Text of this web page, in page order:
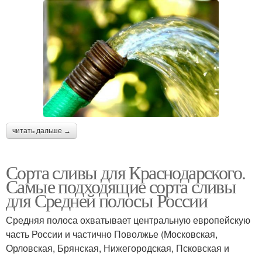
читать дальше →
Сорта сливы для Краснодарского.
Самые подходящие сорта сливы
для Средней полосы России
Средняя полоса охватывает центральную европейскую
часть России и частично Поволжье (Московская,
Орловская, Брянская, Нижегородская, Псковская и